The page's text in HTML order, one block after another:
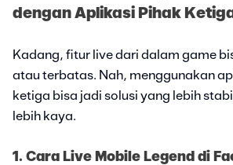
dengan Aplikasi Pihak
Kadang, fitur live dari dalam game
atau terbatas. Nah, menggunakan
ketiga bisa jadi solusi yang lebih
lebih kaya.
1. Cara Live Mobile Legend di